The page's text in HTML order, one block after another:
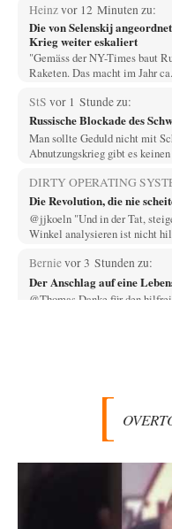
Heinzvor 12 Minuten zu:
Die von Selenskij
Krieg weiter eskaliert
"Gemäss der NY-Times baut
Raketen. Das macht im Jahr
StS vor 1 Stunde zu:
Russische Blockade des
Man sollte Geduld nicht mit
Abnutzungskrieg gibt es
DIRTY OPERATING
Die Revolution, die nie
@jjkoeln "Und in der Tat,
Winkel analysieren ist nicht
Bernievor 3 Stunden zu:
Der Anschlag auf eine
@Thomas Danke für den
Frage: Wer besitzt die…
DIRTY OPERATING
Morgen kommt der Russe,
@Russischer Hacker
Propaganda. Das würde ich
vor 4 Stunden
Wie arm sind wir, Herr